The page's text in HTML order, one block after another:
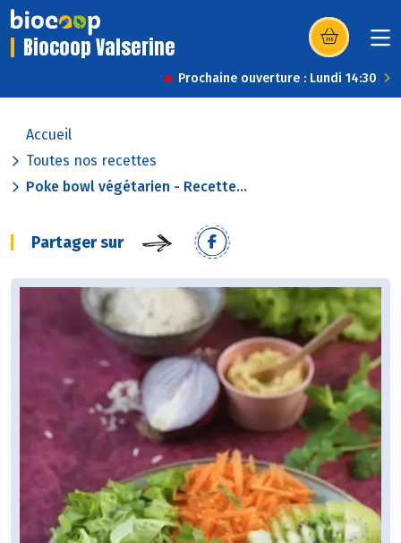
Biocoop Valserine (s’ouvre dans
Prochaine ouverture : Lundi 14:30
Accueil
Toutes nos recettes
Poke bowl végétarien - Recette...
Partager sur